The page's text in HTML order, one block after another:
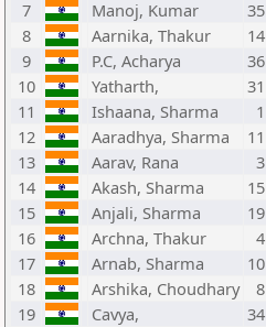
7
Manoj, Kumar 35
8
Aarnika, Thakur 14
9
P.C, Acharya 36
10
Yatharth, 31
11
Ishaana, Sharma 1
12
Aaradhya, Sharma 11
13
Aarav, Rana 3
14
Akash, Sharma 15
15
Anjali, Sharma 19
16
Archna, Thakur 4
17
Arnab, Sharma 10
18
Arshika, Choudhary 8
19
Cavya, 34